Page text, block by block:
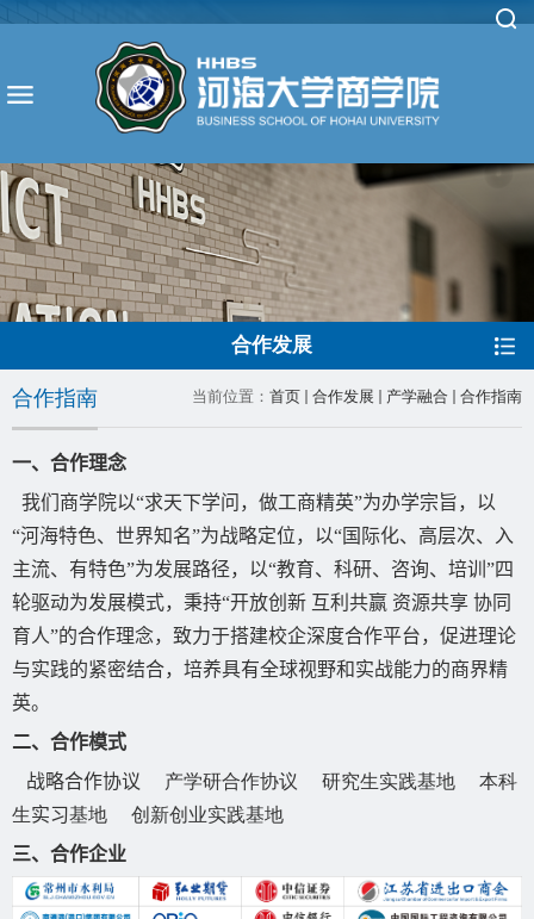
合作发展
当前位置： 首页 合作发展 产学融合 合作指南
合作指南
一、合作理念
我们商学院以“求天下学问，做工商精英”为办学宗旨，以
“河海特色、世界知名”为战略定位，以“国际化、高层次、入
主流、有特色”为发展路径，以“教育、科研、咨询、培训”四
轮驱动为发展模式，秉持“开放创新 互利共赢 资源共享 协同
育人”的合作理念，致力于搭建校企深度合作平台，促进理论
与实践的紧密结合，培养具有全球视野和实战能力的商界精
英。
二、合作模式
战略合作协议 产学研合作协议 研究生实践基地 本科
生实习基地 创新创业实践基地
三、合作企业